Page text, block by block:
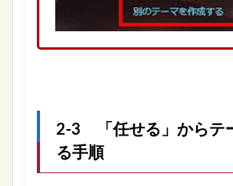
2-3 「任せる」からテ
る手順